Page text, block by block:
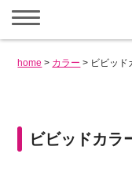
メ
ニ
ュ
を
home > カラー > ビビッド
ビビッドカラ